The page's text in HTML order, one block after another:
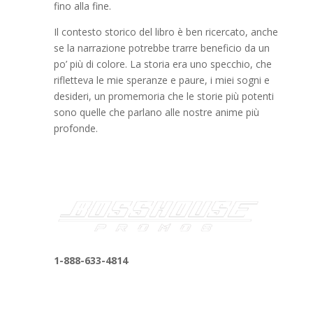
fino alla fine.
Il contesto storico del libro è ben ricercato, anche
se la narrazione potrebbe trarre beneficio da un
po’ più di colore. La storia era uno specchio, che
rifletteva le mie speranze e paure, i miei sogni e
desideri, un promemoria che le storie più potenti
sono quelle che parlano alle nostre anime più
profonde.
1-888-633-4814